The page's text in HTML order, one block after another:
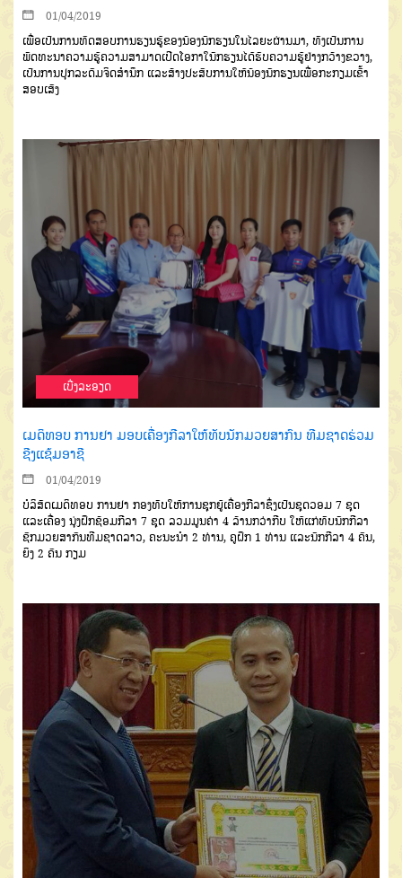
01/04/2019
ເພື່ອເປັນການທົດສອບການຮຽນຮູ້ຂອງນ້ອງນັກຮຽນໃນໄລຍະຜ່ານມາ, ທັງເປັນການ
ພັດທະນາຄວາມຮູ້ຄວາມສາມາດເປີດໂອກາໃນັກຮຽນໄດ້ຮັບຄວາມຮູ້ຢ່າງກວ້າງຂວາງ,
ເປັນການປຸກລະດົມຈິດສຳນຶກ ແລະສ້າງປະສົບການໃຫ້ນ້ອງນັກຮຽນເພື່ອກະກຽມເຂົ້າ
ສອບເສັງ
ເບີ່ງລະອຽດ
ເມດິທອບ ການຢາ ມອບເຄື່ອງກີລາໃຫ້ທັບນັກມວຍສາກົນ ທີມຊາດຮ່ວມ
ຊີງແຊ້ມອາຊີ
01/04/2019
ບໍລິສັດເມດິທອບ ການຢາ ກອງທັບໃຫ້ການຊຸກຍູ້ເຄື່ອງກີລາຊຶ່ງເປັນຊຸດວອມ 7 ຊຸດ
ແລະເຄື່ອງ ນຸ່ງຝຶກຊ້ອມກີລາ 7 ຊຸດ ລວມມູນຄ່າ 4 ລ້ານກວ່າກີບ ໃຫ້ແກ່ທັບນັກກີລາ
ຊົກມວຍສາກົນທີມຊາດລາວ, ຄະນະນຳ 2 ທ່ານ, ຄູຝຶກ 1 ທ່ານ ແລະນັກກີລາ 4 ຄົນ,
ຍິງ 2 ຄົນ ກຽມ